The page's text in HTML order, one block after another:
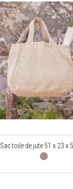
Sac toile de jute 51 x 23 x